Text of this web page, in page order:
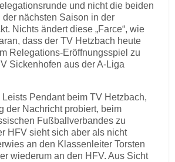
und nicht die beiden
der nächsten Saison in der
Nichts ändert diese „Farce“, wie
dass der TV Hetzbach heute
Relegations-Eröffnungsspiel zu
Sickenhofen aus der A-Liga
Pendant beim TV Hetzbach,
der Nachricht probiert, beim
Fußballverbandes zu
HFV sieht sich aber als nicht
an den Klassenleiter Torsten
wiederum an den HFV. Aus Sicht